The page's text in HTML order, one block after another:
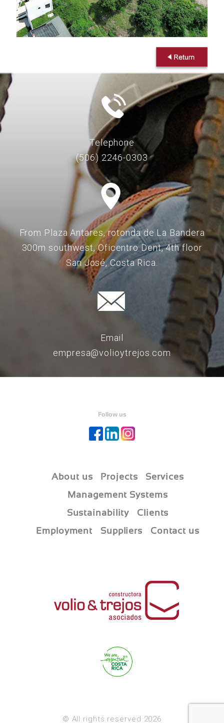
Telephone
(506) 2246-0303
From Plaza Antares, rotonda de La Bandera
300m southwest, Oficentro Dent, 4th floor
San José, Costa Rica.
Email
empresa@volioytrejos.com
Follow us
About us Projects
Services
Management Systems
Sustainability
Clients
Employment
Suppliers Contact us
© All rights reserved 2026